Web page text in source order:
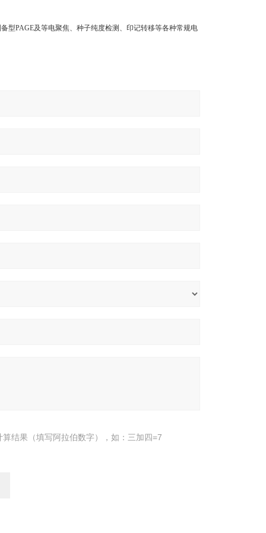
型PAGE及等电聚焦、种子纯度检测、印记转移等各种常规电
算结果（填写阿拉伯数字），如：三加四=7